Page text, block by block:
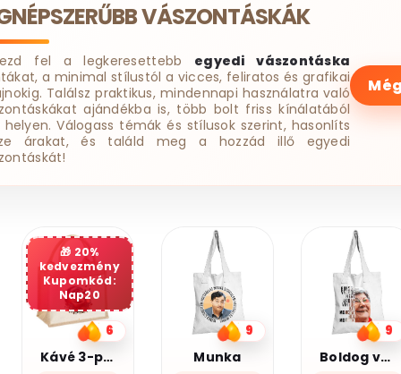
VÁSZONTÁSKÁK
fel a legkeresettebb egyedi vászontáska
a minimal stílustól a vicces, feliratos és grafikai
Találsz praktikus, mindennapi használatra való
ajándékba is, több bolt friss kínálatából
helyen. Válogass témák és stílusok szerint, hasonlíts
árakat, és találd meg a hozzád illő egyedi
9
Munka
9
20%
kedvezmény
Kupomkód:
Nap20
7
Legjobb barátnő